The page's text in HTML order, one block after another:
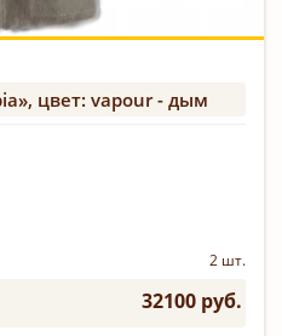
цвет: vapour - дым
2 шт.
32100 руб.